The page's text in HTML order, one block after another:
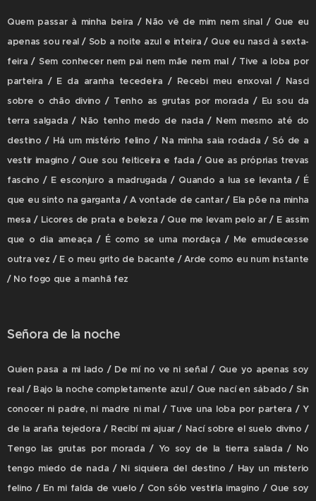
Quem passar à minha beira / Não vê de mim nem sinal / Que eu
apenas sou real / Sob a noite azul e inteira / Que eu nasci à sexta-
feira / Sem conhecer nem pai nem mãe nem mal / Tive a loba por
parteira / E da aranha tecedeira / Recebi meu enxoval / Nasci
sobre o chão divino / Tenho as grutas por morada / Eu sou da
terra salgada / Não tenho medo de nada / Nem mesmo até do
destino / Há um mistério felino / Na minha saia rodada / Só de a
vestir imagino / Que sou feiticeira e fada / Que as próprias trevas
fascino / E esconjuro a madrugada / Quando a lua se levanta / É
que eu sinto na garganta / A vontade de cantar / Ela põe na minha
mesa / Licores de prata e beleza / Que me levam pelo ar / E assim
que o dia ameaça / É como se uma mordaça / Me emudecesse
outra vez / E o meu grito de bacante / Arde como eu num instante
/ No fogo que a manhã fez
Señora de la noche
Quien pasa a mi lado / De mí no ve ni señal / Que yo apenas soy
real / Bajo la noche completamente azul / Que nací en sábado / Sin
conocer ni padre, ni madre ni mal / Tuve una loba por partera / Y
de la araña tejedora / Recibí mi ajuar / Nací sobre el suelo divino /
Tengo las grutas por morada / Yo soy de la tierra salada / No
tengo miedo de nada / Ni siquiera del destino / Hay un misterio
felino / En mi falda de vuelo / Con sólo vestirla imagino / Que soy